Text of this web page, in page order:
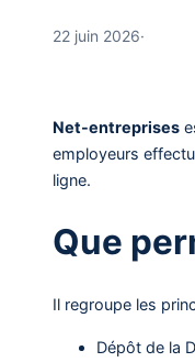
22 juin 2026·
Net-entreprises
employeurs
ligne.
Que
Il regroupe les
Dépôt de la